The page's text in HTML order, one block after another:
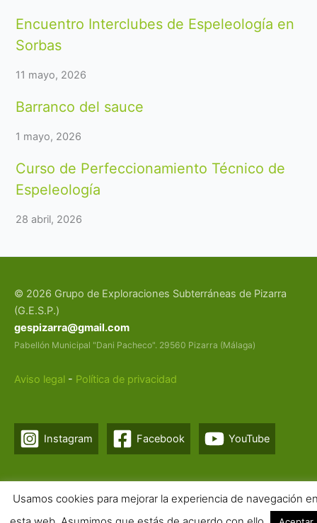
Encuentro Interclubes de Espeleología en
Sorbas
11 mayo, 2026
Barranco del sauce
1 mayo, 2026
Curso de Perfeccionamiento Técnico de
Espeleología
28 abril, 2026
© 2026 Grupo de Exploraciones Subterráneas de Pizarra
(G.E.S.P.)
gespizarra@gmail.com
Pabellón Municipal "Dani Pacheco". 29560 Pizarra (Málaga)
Aviso legal - Política de privacidad
Instagram Facebook YouTube
Usamos cookies para mejorar la experiencia de navegación